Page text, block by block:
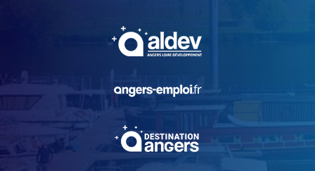
, Ouvre une nouvelle